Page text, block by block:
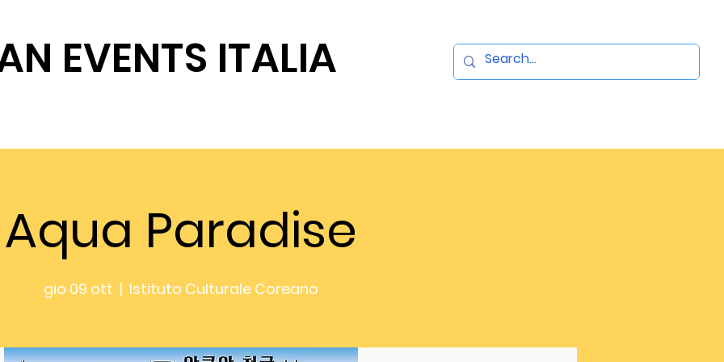
EVENTS ITALIA
Aqua Paradise
gio 09 ott
  |
Istituto Culturale Coreano